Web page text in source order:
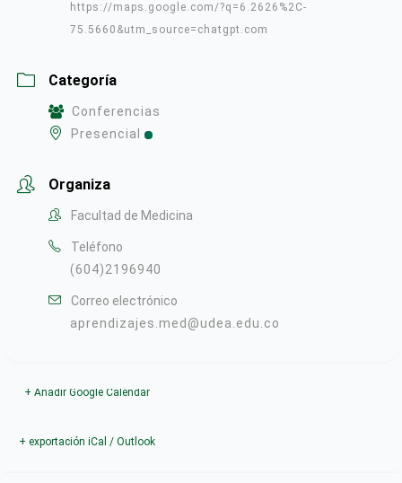
https://maps.google.com/?q=6.2626%2C-
75.5660&utm_source=chatgpt.com
Categoría
Conferencias
Presencial
Organiza
Facultad de Medicina
Teléfono
(604)2196940
Correo electrónico
aprendizajes.med@udea.edu.co
+ Añadir Google Calendar
+ exportación iCal / Outlook